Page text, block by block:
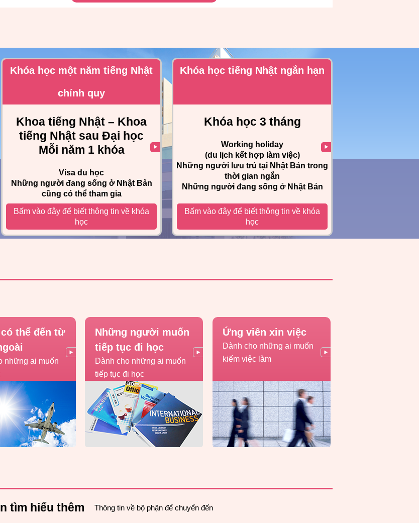
Khóa học một năm tiếng Nhật
chính quy
Khoa tiếng Nhật – Khoa
tiếng Nhật sau Đại học
Mỗi năm 1 khóa
Visa du học
Những người đang sống ở Nhật Bản
cũng có thể tham gia
Bấm vào đây để biết thông tin về khóa
học
Khóa học tiếng Nhật ngắn hạn
Khóa học 3 tháng
Working holiday
(du lịch kết hợp làm việc)
Những người lưu trú tại Nhật Bản trong
thời gian ngắn
Những người đang sống ở Nhật Bản
Bấm vào đây để biết thông tin về khóa
học
thể đến từ
những ai muốn
Những người muốn
tiếp tục đi học
Dành cho những ai muốn
tiếp tục đi học
Ứng viên xin việc
Dành cho những ai muốn
kiếm việc làm
tìm hiểu thêm Thông tin về bộ phận để chuyển đến